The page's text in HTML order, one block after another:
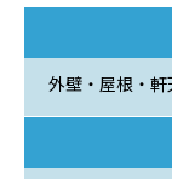
外壁・屋根・